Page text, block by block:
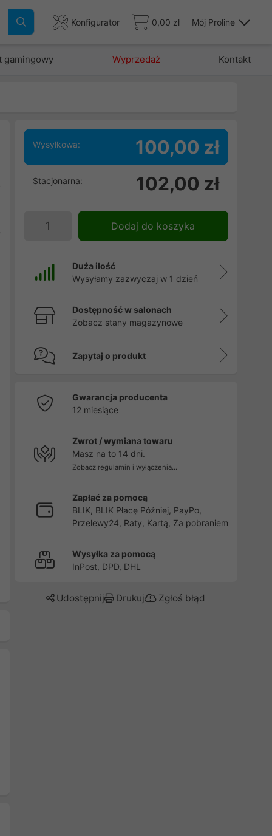
Konfigurator 0,00 zł Mój Proline
gamingowy Wyprzedaż Kontakt
Wysyłkowa: 100,00 zł
Stacjonarna: 102,00 zł
Dodaj do koszyka
Duża ilość
Wysyłamy zazwyczaj w 1 dzień
Dostępność w salonach
Zobacz stany magazynowe
Zapytaj o produkt
Gwarancja producenta
12 miesiące
Zwrot / wymiana towaru
Masz na to 14 dni.
Zobacz regulamin i wyłączenia...
Zapłać za pomocą
BLIK, BLIK Płacę Później, PayPo,
Przelewy24, Raty, Kartą, Za pobraniem
Wysyłka za pomocą
InPost, DPD, DHL
Udostępnij Drukuj Zgłoś błąd